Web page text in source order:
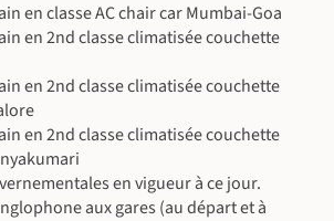
en classe AC chair car Mumbai-Goa
en 2nd classe climatisée couchette
en 2nd classe climatisée couchette
en 2nd classe climatisée couchette
en vigueur à ce jour.
aux gares (au départ et à